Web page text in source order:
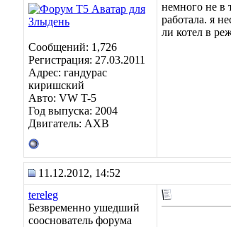
Сообщений: 1,726
Регистрация: 27.03.2011
Адрес: гандурас
киришский
Авто: VW T-5
Год выпуска: 2004
Двигатель: AXB
немного не в
работала. я
ли котел в
11.12.2012, 14:52
tereleg
Безвременно ушедший
сооснователь форума